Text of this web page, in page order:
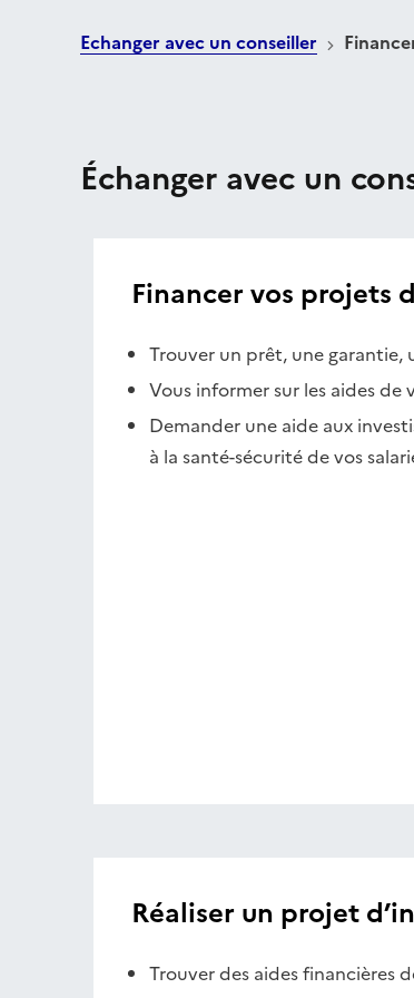
Echanger avec un conseiller
Échanger avec un
Financer vos projets
Trouver un prêt, une
Vous informer sur les aides de
Demander une aide aux
à la santé-sécurité de vos
Réaliser un projet
Trouver des aides financières